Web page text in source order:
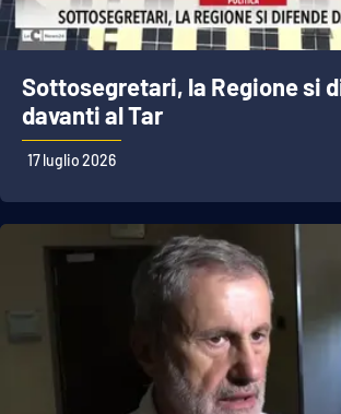
Sottosegretari, la Regione si
davanti al Tar
17 luglio 2026